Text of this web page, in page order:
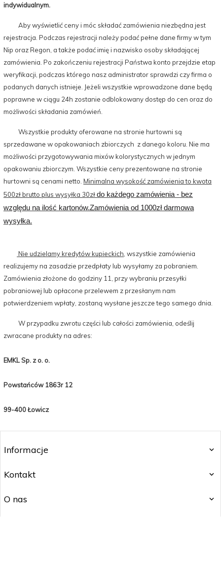
indywidualnym.
Aby wyświetlić ceny i móc składać zamówienia niezbędna jest
rejestracja. Podczas rejestracji należy podać pełne dane firmy w tym
Nip oraz Regon, a także podać imię i nazwisko osoby składającej
zamówienia. Po zakończeniu rejestracji Państwa konto przejdzie etap
weryfikacji, podczas którego nasz administrator sprawdzi czy firma o
podanych danych istnieje. Jeżeli wszystkie wprowadzone dane będą
poprawne w ciągu 24h zostanie odblokowany dostęp do cen oraz do
możliwości składania zamówień.
Wszystkie produkty oferowane na stronie hurtowni są
sprzedawane w opakowaniach zbiorczych z danego koloru. Nie ma
możliwości przygotowywania mixów kolorystycznych w jednym
opakowaniu zbiorczym. Wszystkie ceny prezentowane na stronie
hurtowni są cenami netto. Minimalna wysokość zamówienia to kwota
500zł brutto plus wysyłka 30złdo każdego zamówienia - bez
względu na ilość kartonów.Zamówienia od 1000zł darmowa
wysyłka.
Nie udzielamy kredytów kupieckich, wszystkie zamówienia
realizujemy na zasadzie przedpłaty lub wysyłamy za pobraniem.
Zamówienia złożone do godziny 11, przy wybraniu przesyłki
pobraniowej lub opłacone przelewem z przesłanym nam
potwierdzeniem wpłaty, zostaną wysłane jeszcze tego samego dnia.
W przypadku zwrotu części lub całości zamówienia, odeślij
zwracane produkty na adres:
EMKL Sp. z o. o.
Powstańców 1863r 12
99-400 Łowicz
Informacje
Kontakt
O nas